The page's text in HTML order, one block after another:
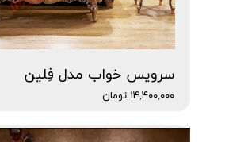
سرویس خواب مدل فِلین
۱۴,۴۰۰,۰۰۰ تومان